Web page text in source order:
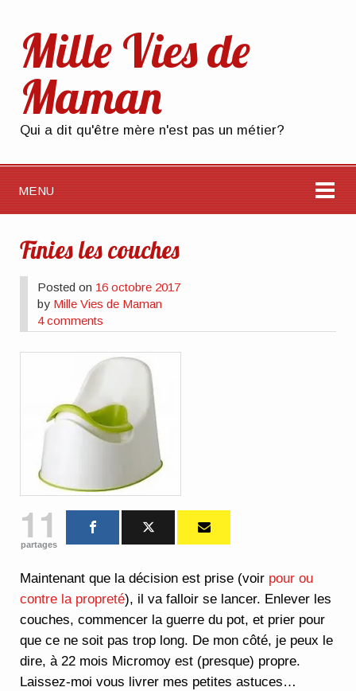
Mille Vies de
Maman
Qui a dit qu'être mère n'est pas un métier?
MENU
Finies les couches
Posted on 16 octobre 2017
by Mille Vies de Maman
4 comments
11
partages
Maintenant que la décision est prise (voir pour ou
contre la propreté), il va falloir se lancer. Enlever les
couches, commencer la guerre du pot, et prier pour
que ce ne soit pas trop long. De mon côté, je peux le
dire, à 22 mois Micromoy est (presque) propre.
Laissez-moi vous livrer mes petites astuces…